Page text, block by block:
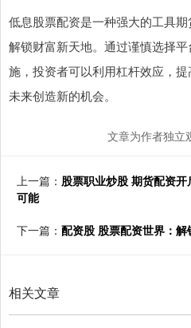
低息股票配资是一种强大的工具
解锁财富新天地。通过谨慎选择
施，投资者可以利用杠杆效应，
未来创造新的机会。
文章为作者独立
上一篇： 股票职业炒股 期货配资
可能
下一篇： 配资股 股票配资世界：
相关文章